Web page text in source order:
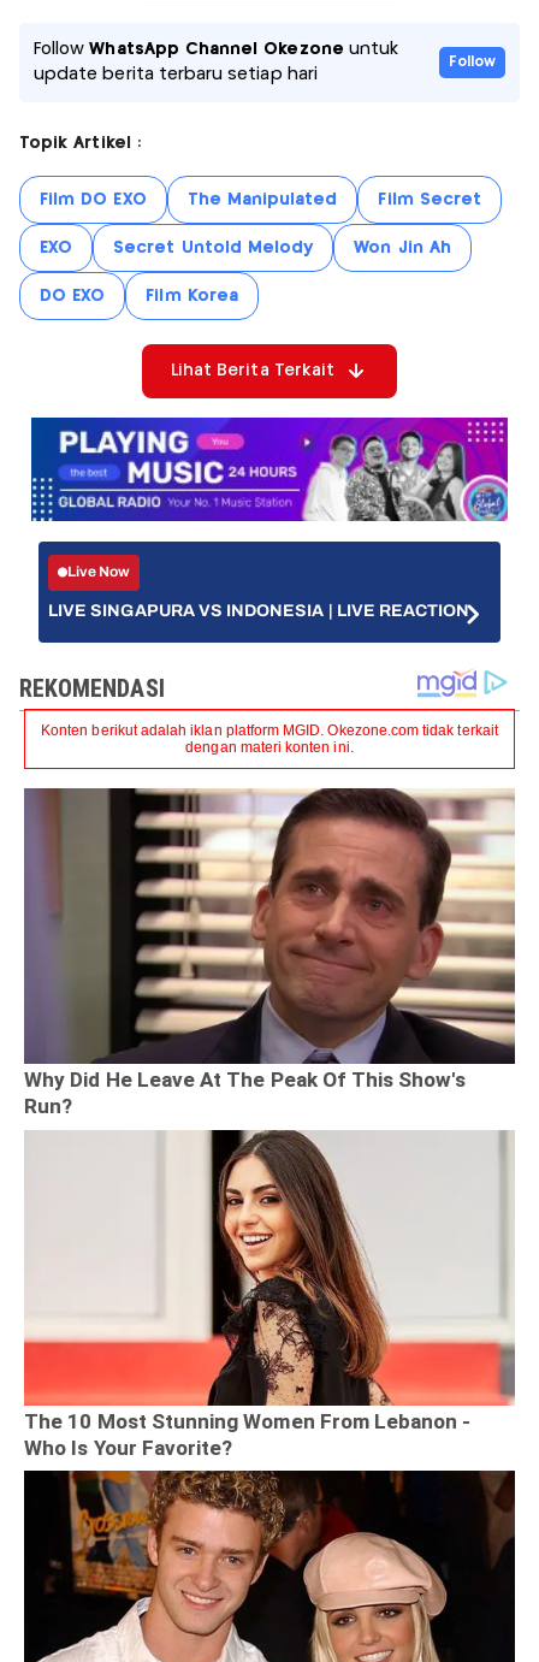
FollowWhatsApp Channel Okezone untuk
update berita terbaru setiap hari
Follow
Topik Artikel :
Film DO EXO The Manipulated Film Secret
EXO Secret Untold Melody Won Jin Ah
DO EXO Film Korea
Lihat Berita Terkait
Live Now
LIVE SINGAPURA VS INDONESIA | LIVE REACTION